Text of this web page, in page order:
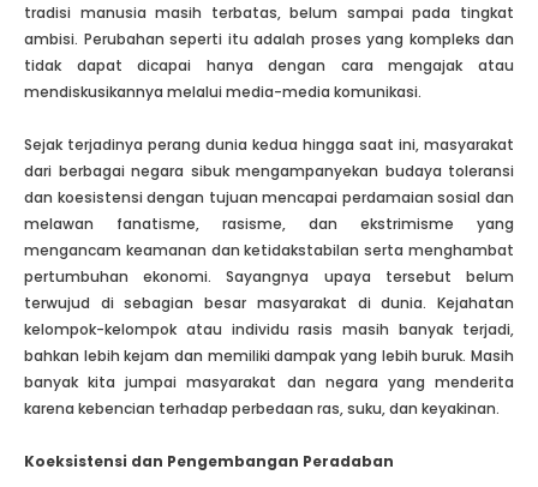
tradisi manusia masih terbatas, belum sampai pada tingkat
ambisi. Perubahan seperti itu adalah proses yang kompleks dan
tidak dapat dicapai hanya dengan cara mengajak atau
mendiskusikannya melalui media-media komunikasi.
Sejak terjadinya perang dunia kedua hingga saat ini, masyarakat
dari berbagai negara sibuk mengampanyekan budaya toleransi
dan koesistensi dengan tujuan mencapai perdamaian sosial dan
melawan fanatisme, rasisme, dan ekstrimisme yang
mengancam keamanan dan ketidakstabilan serta menghambat
pertumbuhan ekonomi. Sayangnya upaya tersebut belum
terwujud di sebagian besar masyarakat di dunia. Kejahatan
kelompok-kelompok atau individu rasis masih banyak terjadi,
bahkan lebih kejam dan memiliki dampak yang lebih buruk. Masih
banyak kita jumpai masyarakat dan negara yang menderita
karena kebencian terhadap perbedaan ras, suku, dan keyakinan.
Koeksistensi dan Pengembangan Peradaban